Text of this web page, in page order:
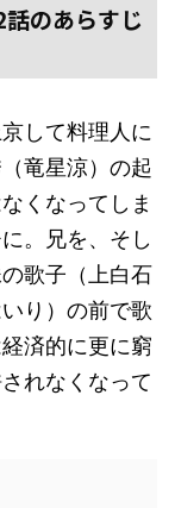
のあらすじ
して料理人に
竜星涼）の起
くなってしま
。兄を、そし
歌子（上白石
り）の前で歌
済的に更に窮
れなくなって